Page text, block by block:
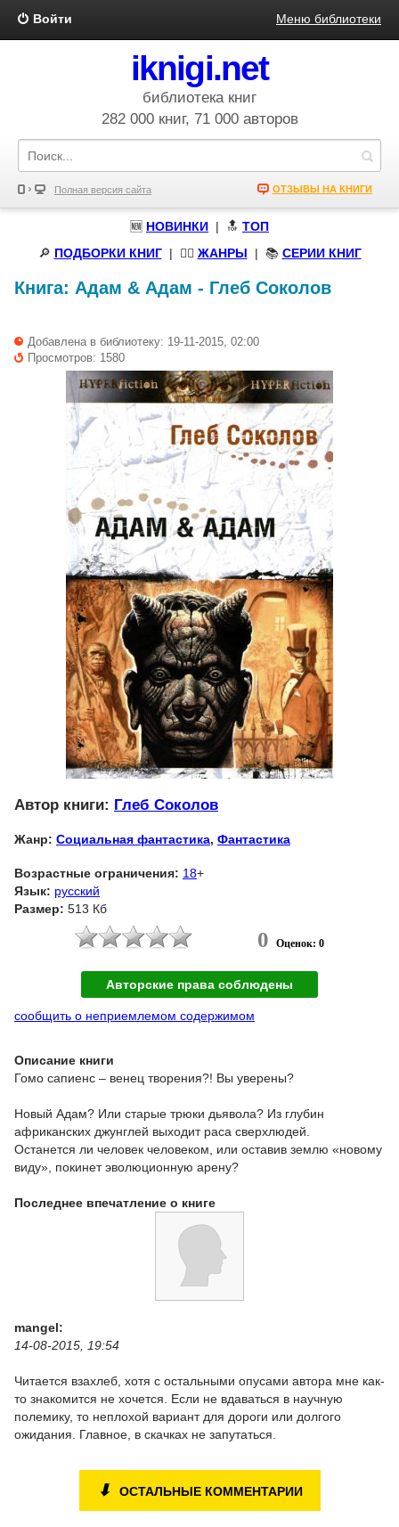
Войти Меню библиотеки
iknigi.net
библиотека книг
282 000 книг, 71 000 авторов
Полная версия сайта ОТЗЫВЫ НА КНИГИ
🆕 НОВИНКИ | 🔝 ТОП
🔎 ПОДБОРКИ КНИГ| 🧝‍♀️ ЖАНРЫ | 📚 СЕРИИ КНИГ
Книга: Адам & Адам - Глеб Соколов
Добавлена в библиотеку: 19-11-2015, 02:00
Просмотров: 1580
Автор книги: Глеб Соколов
Жанр: Социальная фантастика, Фантастика
Возрастные ограничения: 18+
Язык: русский
Размер: 513 Кб
0 Оценок: 0
Авторские права соблюдены
сообщить о неприемлемом содержимом
Описание книги
Гомо сапиенс – венец творения?! Вы уверены?
Новый Адам? Или старые трюки дьявола? Из глубин
африканских джунглей выходит раса сверхлюдей.
Останется ли человек человеком, или оставив землю «новому
виду», покинет эволюционную арену?
Последнее впечатление о книге
mangel:
14-08-2015, 19:54
Читается взахлеб, хотя с остальными опусами автора мне как-
то знакомится не хочется. Если не вдаваться в научную
полемику, то неплохой вариант для дороги или долгого
ожидания. Главное, в скачках не запутаться.
⬇ ОСТАЛЬНЫЕ КОММЕНТАРИИ